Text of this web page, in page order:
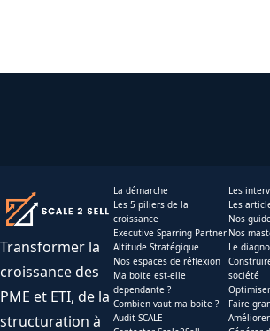
Transformer la
croissance des
PME et ETI, de la
structuration à
La démarche
Les 5 piliers de la
croissance
Executive Sparring Partner
Altitude Stratégique
Nos espaces de réflexion
Ma boite est-elle
dependante ?
Combien vaut ma boite ?
Audit SCALE
Les
Les
Nos
Nos
Le
société
Faire